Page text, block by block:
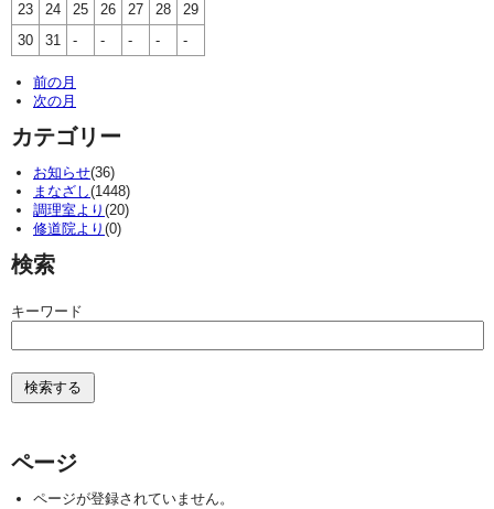
23
24 25 26 27 28
29
30
31 - - - - -
前の月
次の月
カテゴリー
お知らせ(36)
まなざし(1448)
調理室より (20)
修道院より (0)
検索
キーワード
ページ
ページが登録されていません。